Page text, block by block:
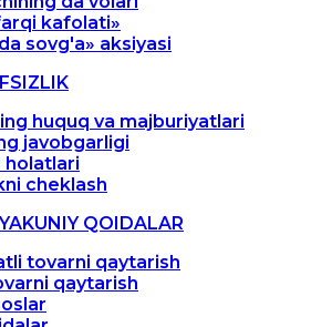
kafolati»
sovg'a» aksiyasi
huquq va majburiyatlari
javobgarligi
holatlari
cheklash
QOIDALAR
tovarni qaytarish
qaytarish